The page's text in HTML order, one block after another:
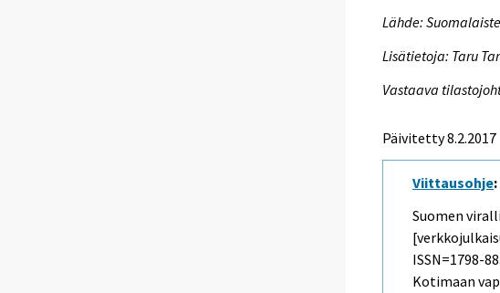
Lähde:
Lisätietoja: Taru
Vastaava
Päivitetty 8.2.2017
Viittausohje:
Suomen
ISSN=1798-
Kotimaan